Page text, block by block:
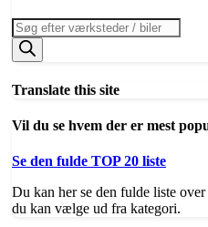
Products
search
Translate this site
Vil du se hvem der er mest
Se den fulde TOP 20 liste
Du kan her se den fulde liste
du kan vælge ud fra kategori.